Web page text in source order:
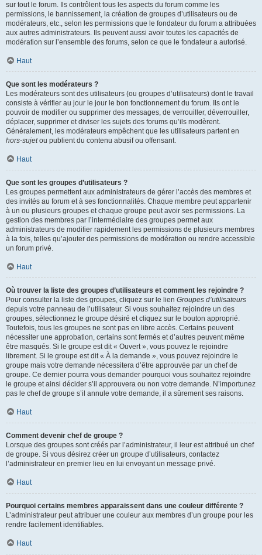
sur tout le forum. Ils contrôlent tous les aspects du forum comme les
permissions, le bannissement, la création de groupes d’utilisateurs ou de
modérateurs, etc., selon les permissions que le fondateur du forum a attribuées
aux autres administrateurs. Ils peuvent aussi avoir toutes les capacités de
modération sur l’ensemble des forums, selon ce que le fondateur a autorisé.
Haut
Que sont les modérateurs ?
Les modérateurs sont des utilisateurs (ou groupes d’utilisateurs) dont le travail
consiste à vérifier au jour le jour le bon fonctionnement du forum. Ils ont le
pouvoir de modifier ou supprimer des messages, de verrouiller, déverrouiller,
déplacer, supprimer et diviser les sujets des forums qu’ils modèrent.
Généralement, les modérateurs empêchent que les utilisateurs partent en
hors-sujetou publient du contenu abusif ou offensant.
Haut
Que sont les groupes d’utilisateurs ?
Les groupes permettent aux administrateurs de gérer l’accès des membres et
des invités au forum et à ses fonctionnalités. Chaque membre peut appartenir
à un ou plusieurs groupes et chaque groupe peut avoir ses permissions. La
gestion des membres par l’intermédiaire des groupes permet aux
administrateurs de modifier rapidement les permissions de plusieurs membres
à la fois, telles qu’ajouter des permissions de modération ou rendre accessible
un forum privé.
Haut
Où trouver la liste des groupes d’utilisateurs et comment les rejoindre ?
Pour consulter la liste des groupes, cliquez sur le lien Groupes d’utilisateurs
depuis votre panneau de l’utilisateur. Si vous souhaitez rejoindre un des
groupes, sélectionnez le groupe désiré et cliquez sur le bouton approprié.
Toutefois, tous les groupes ne sont pas en libre accès. Certains peuvent
nécessiter une approbation, certains sont fermés et d’autres peuvent même
être masqués. Si le groupe est dit « Ouvert », vous pouvez le rejoindre
librement. Si le groupe est dit « À la demande », vous pouvez rejoindre le
groupe mais votre demande nécessitera d’être approuvée par un chef de
groupe. Ce dernier pourra vous demander pourquoi vous souhaitez rejoindre
le groupe et ainsi décider s’il approuvera ou non votre demande. N’importunez
pas le chef de groupe s’il annule votre demande, il a sûrement ses raisons.
Haut
Comment devenir chef de groupe ?
Lorsque des groupes sont créés par l’administrateur, il leur est attribué un chef
de groupe. Si vous désirez créer un groupe d’utilisateurs, contactez
l’administrateur en premier lieu en lui envoyant un message privé.
Haut
Pourquoi certains membres apparaissent dans une couleur différente ?
L’administrateur peut attribuer une couleur aux membres d’un groupe pour les
rendre facilement identifiables.
Haut